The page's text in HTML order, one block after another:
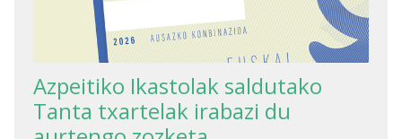
Azpeitiko Ikastolak saldutako
Tanta txartelak irabazi du